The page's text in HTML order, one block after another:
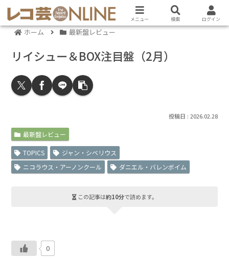
ホーム 最新盤レビュー
リイシュー＆BOX注目盤（2月）
2026.02.28
最新盤レビュー
TOPICS
ジャン・シベリウス
ニコラウス・アーノンクール
ダニエル・バレンボイム
この記事は約10分で読めます。
0
メニュー 検索 ログイン